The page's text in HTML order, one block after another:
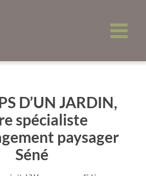
D’UN JARDIN,
spécialiste
paysager
Séné